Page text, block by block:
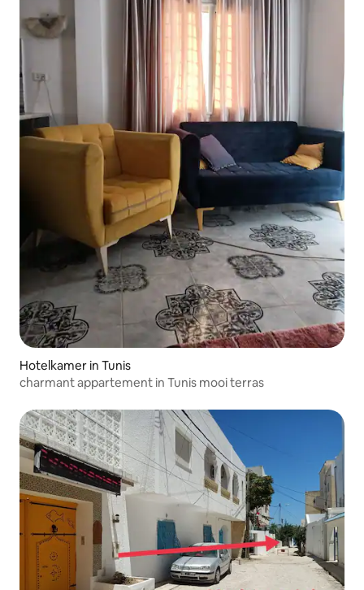
Hotelkamer in Tunis
charmant appartement in Tunis mooi terras